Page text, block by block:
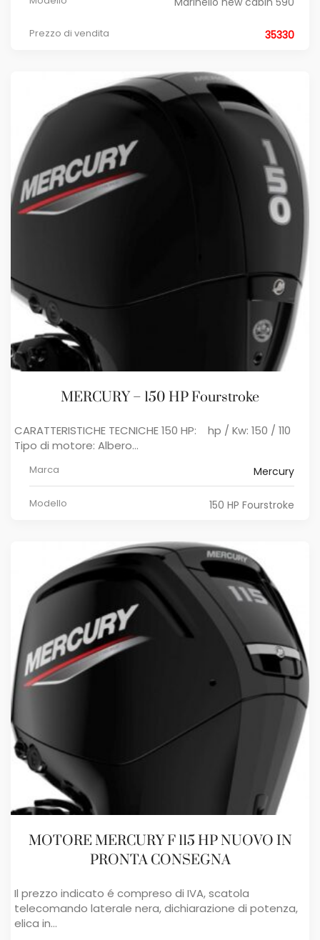
Prezzo di vendita 35330
MERCURY – 150 HP Fourstroke
CARATTERISTICHE TECNICHE 150 HP: hp / Kw: 150 / 110
Tipo di motore: Albero...
Marca Mercury
Modello 150 HP Fourstroke
MOTORE MERCURY F 115 HP NUOVO IN
PRONTA CONSEGNA
Il prezzo indicato é compreso di IVA, scatola
telecomando laterale nera, dichiarazione di potenza,
elica in...